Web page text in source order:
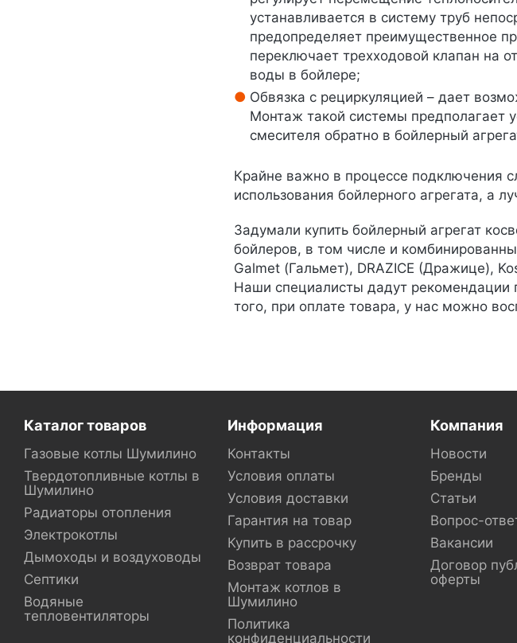
устанавливается в систему труб
предопределяет преимущественное
переключает трехходовой клапан на
воды в бойлере;
Обвязка с рециркуляцией – дает
Монтаж такой системы предполагает
смесителя обратно в бойлерный
Крайне важно в процессе подключения
использования бойлерного агрегата, а
Задумали купить бойлерный агрегат
бойлеров, в том числе и
Galmet (Гальмет), DRAZICE (Дражице),
Наши специалисты дадут рекомендации
того, при оплате товара, у нас можно
Каталог товаров
Газовые котлы Шумилино
Твердотопливные котлы в
Шумилино
Радиаторы отопления
Электрокотлы
Дымоходы и воздуховоды
Септики
Водяные
тепловентиляторы
Информация
Контакты
Условия оплаты
Условия доставки
Гарантия на товар
Купить в рассрочку
Возврат товара
Монтаж котлов в
Шумилино
Политика
конфиденциальности
Компания
Новости
Бренды
Статьи
Вопрос-
Вакансии
Договор
оферты